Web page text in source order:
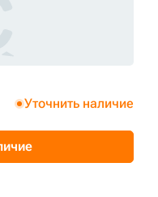
Уточнить наличие